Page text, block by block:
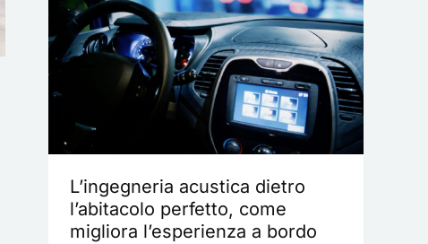
L’ingegneria acustica dietro
l’abitacolo perfetto, come
migliora l’esperienza a bordo